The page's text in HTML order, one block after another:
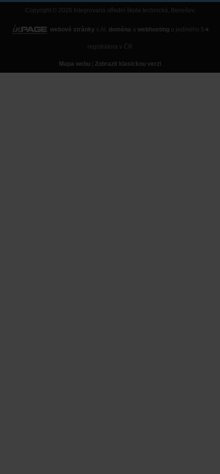
Copyright © 2026 Integrovaná střední škola technická, Benešov,
webové stránky s AI, doména a webhosting u jediného 5★
registrátora v ČR
Mapa webu Zobrazit klasickou verzi